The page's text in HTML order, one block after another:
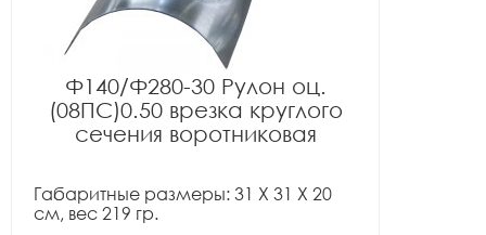
Ф140/Ф280-30 Рулон оц.
(08ПС)0.50 врезка круглого
сечения воротниковая
Габаритные размеры: 31 X 31 X 20
см, вес 219 гр.